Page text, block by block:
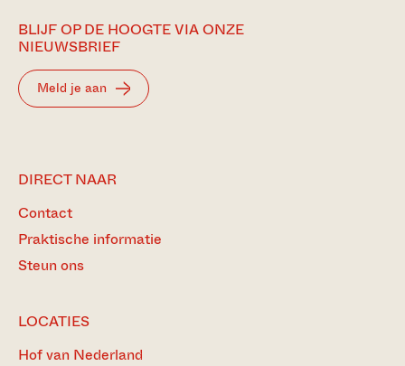
BLIJF OP DE HOOGTE VIA ONZE
NIEUWSBRIEF
Meld je aan
DIRECT NAAR
Contact
Praktische informatie
Steun ons
LOCATIES
Hof van Nederland